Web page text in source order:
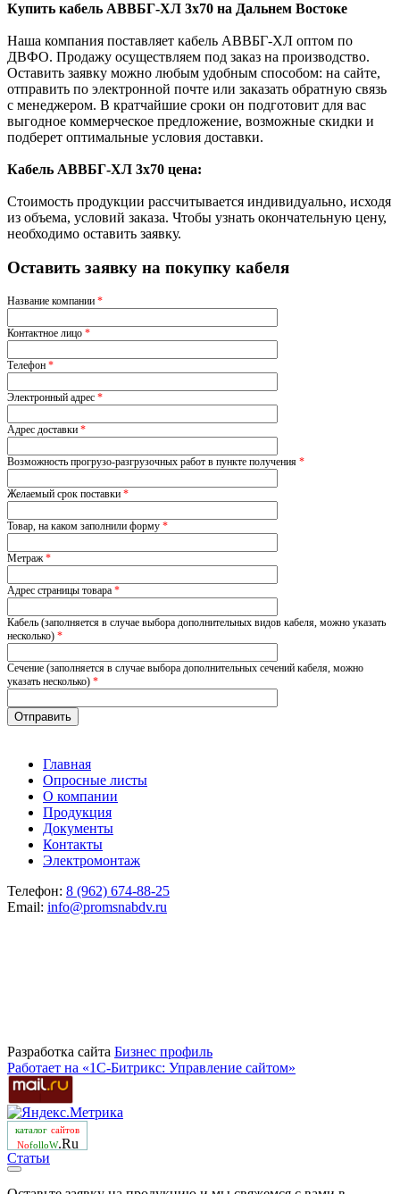
Купить кабель АВВБГ-ХЛ 3х70 на Дальнем Востоке
Наша компания поставляет кабель АВВБГ-ХЛ оптом по
ДВФО. Продажу осуществляем под заказ на производство.
Оставить заявку можно любым удобным способом: на сайте,
отправить по электронной почте или заказать обратную связь
с менеджером. В кратчайшие сроки он подготовит для вас
выгодное коммерческое предложение, возможные скидки и
подберет оптимальные условия доставки.
Кабель АВВБГ-ХЛ 3х70 цена:
Стоимость продукции рассчитывается индивидуально, исходя
из объема, условий заказа. Чтобы узнать окончательную цену,
необходимо оставить заявку.
Оставить заявку на покупку кабеля
Название компании *
Контактное лицо *
Телефон *
Электронный адрес *
Адрес доставки *
Возможность прогрузо-разгрузочных работ в пункте получения *
Желаемый срок поставки *
Товар, на каком заполнили форму *
Метраж*
Адрес страницы товара *
Кабель (заполняется в случае выбора дополнительных видов кабеля, можно указать
несколько) *
Сечение (заполняется в случае выбора дополнительных сечений кабеля, можно
указать несколько) *
Главная
Опросные листы
О компании
Продукция
Документы
Контакты
Электромонтаж
Телефон: 8 (962) 674-88-25
Email: info@promsnabdv.ru
Разработка сайта Бизнеc профиль
Работает на «1С-Битрикс: Управление сайтом»
каталог сайтов
NofolloW.Ru
Статьи